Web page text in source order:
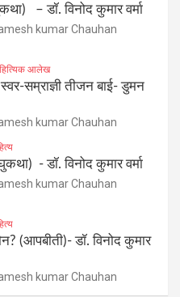
– डॉ. विनोद कुमार वर्मा
kumar Chauhan
आलेख
सम्राज्ञी तीजन बाई- डुमन
kumar Chauhan
​- डॉ. विनोद कुमार वर्मा
kumar Chauhan
(आपबीती)​- डॉ. विनोद कुमार
kumar Chauhan